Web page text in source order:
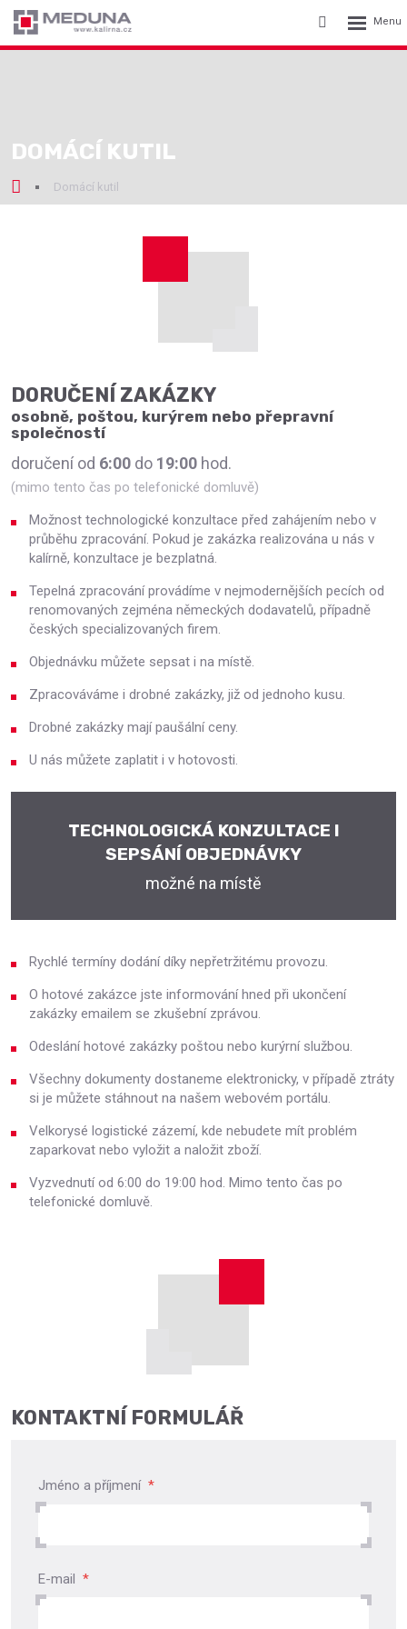
Vyhledávání
Rozbalení
DOMÁCÍ KUTIL
Domácí kutil
DORUČENÍ ZAKÁZKY
osobně, poštou, kurýrem nebo přepravní
společností
doručení od 6:00 do 19:00 hod.
(mimo tento čas po telefonické domluvě)
Možnost technologické konzultace před zahájením nebo v
průběhu zpracování. Pokud je zakázka realizována u nás v
kalírně, konzultace je bezplatná.
Tepelná zpracování provádíme v nejmodernějších pecích od
renomovaných zejména německých dodavatelů, případně
českých specializovaných firem.
Objednávku můžete sepsat i na místě.
Zpracováváme i drobné zakázky, již od jednoho kusu.
Drobné zakázky mají paušální ceny.
U nás můžete zaplatit i v hotovosti.
TECHNOLOGICKÁ KONZULTACE I
SEPSÁNÍ OBJEDNÁVKY
možné na místě
Rychlé termíny dodání díky nepřetržitému provozu.
O hotové zakázce jste informování hned při ukončení
zakázky emailem se zkušební zprávou.
Odeslání hotové zakázky poštou nebo kurýrní službou.
Všechny dokumenty dostaneme elektronicky, v případě ztráty
si je můžete stáhnout na našem webovém portálu.
Velkorysé logistické zázemí, kde nebudete mít problém
zaparkovat nebo vyložit a naložit zboží.
Vyzvednutí od 6:00 do 19:00 hod. Mimo tento čas po
telefonické domluvě.
KONTAKTNÍ FORMULÁŘ
Jméno a příjmení *
E-mail *